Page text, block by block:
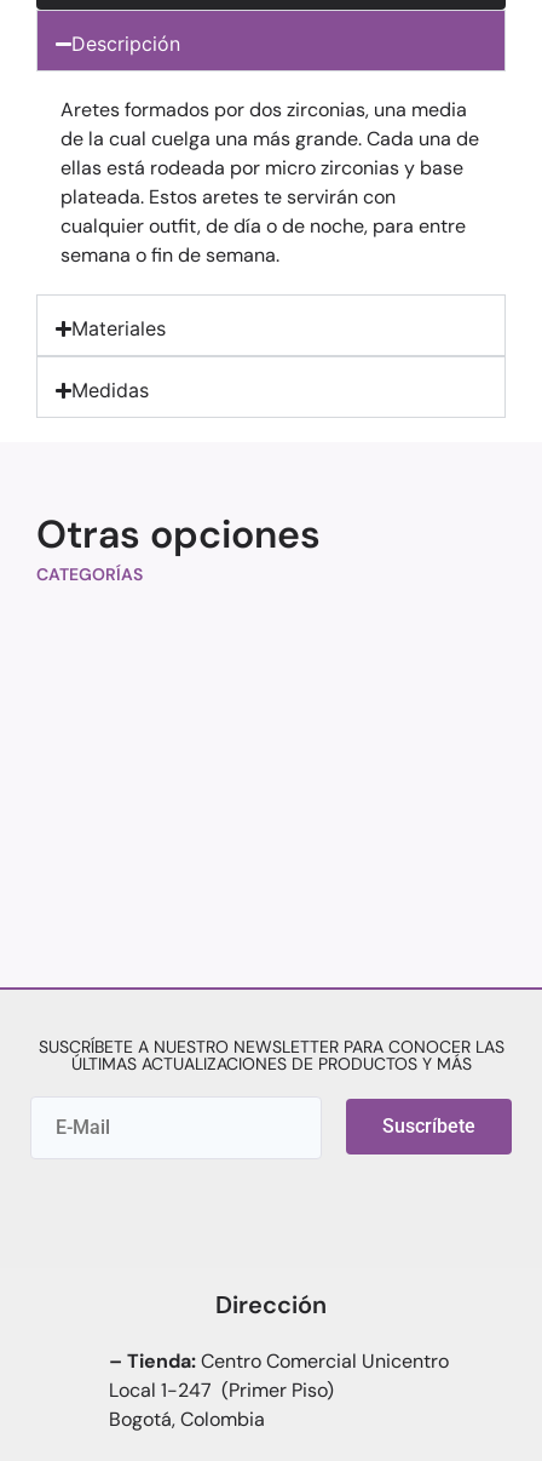
Descripción
Aretes formados por dos zirconias, una media
de la cual cuelga una más grande. Cada una de
ellas está rodeada por micro zirconias y base
plateada. Estos aretes te servirán con
cualquier outfit, de día o de noche, para entre
semana o fin de semana.
Materiales
Medidas
Otras opciones
CATEGORÍAS
SUSCRÍBETE A NUESTRO NEWSLETTER PARA CONOCER LAS
ÚLTIMAS ACTUALIZACIONES DE PRODUCTOS Y MÁS
Suscríbete
Dirección
– Tienda:Centro Comercial Unicentro
Local 1-247 (Primer Piso)
Bogotá, Colombia